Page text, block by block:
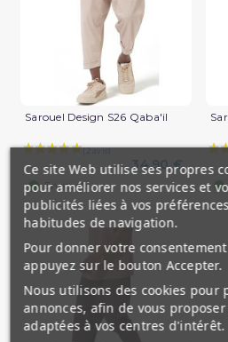
(2 avis)
Sarouel Design S26 Qaba'il
34,90 €
En stock
Ce site Web utilise ses propres
pour améliorer nos services et
publicités liées à vos
habitudes de navigation.
Pour donner votre
appuyez sur le bouton Accepter.
Nous utilisons des cookies pour
annonces, afin de vous
adaptées à vos centres d'intérêt.